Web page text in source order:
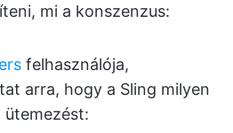
mi a konszenzus:
felhasználója,
arra, hogy a Sling milyen
ütemezést: